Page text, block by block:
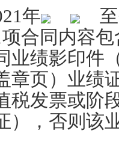
年
项合同内容包
业绩影印件
章页）业绩
税发票或阶
），否则该